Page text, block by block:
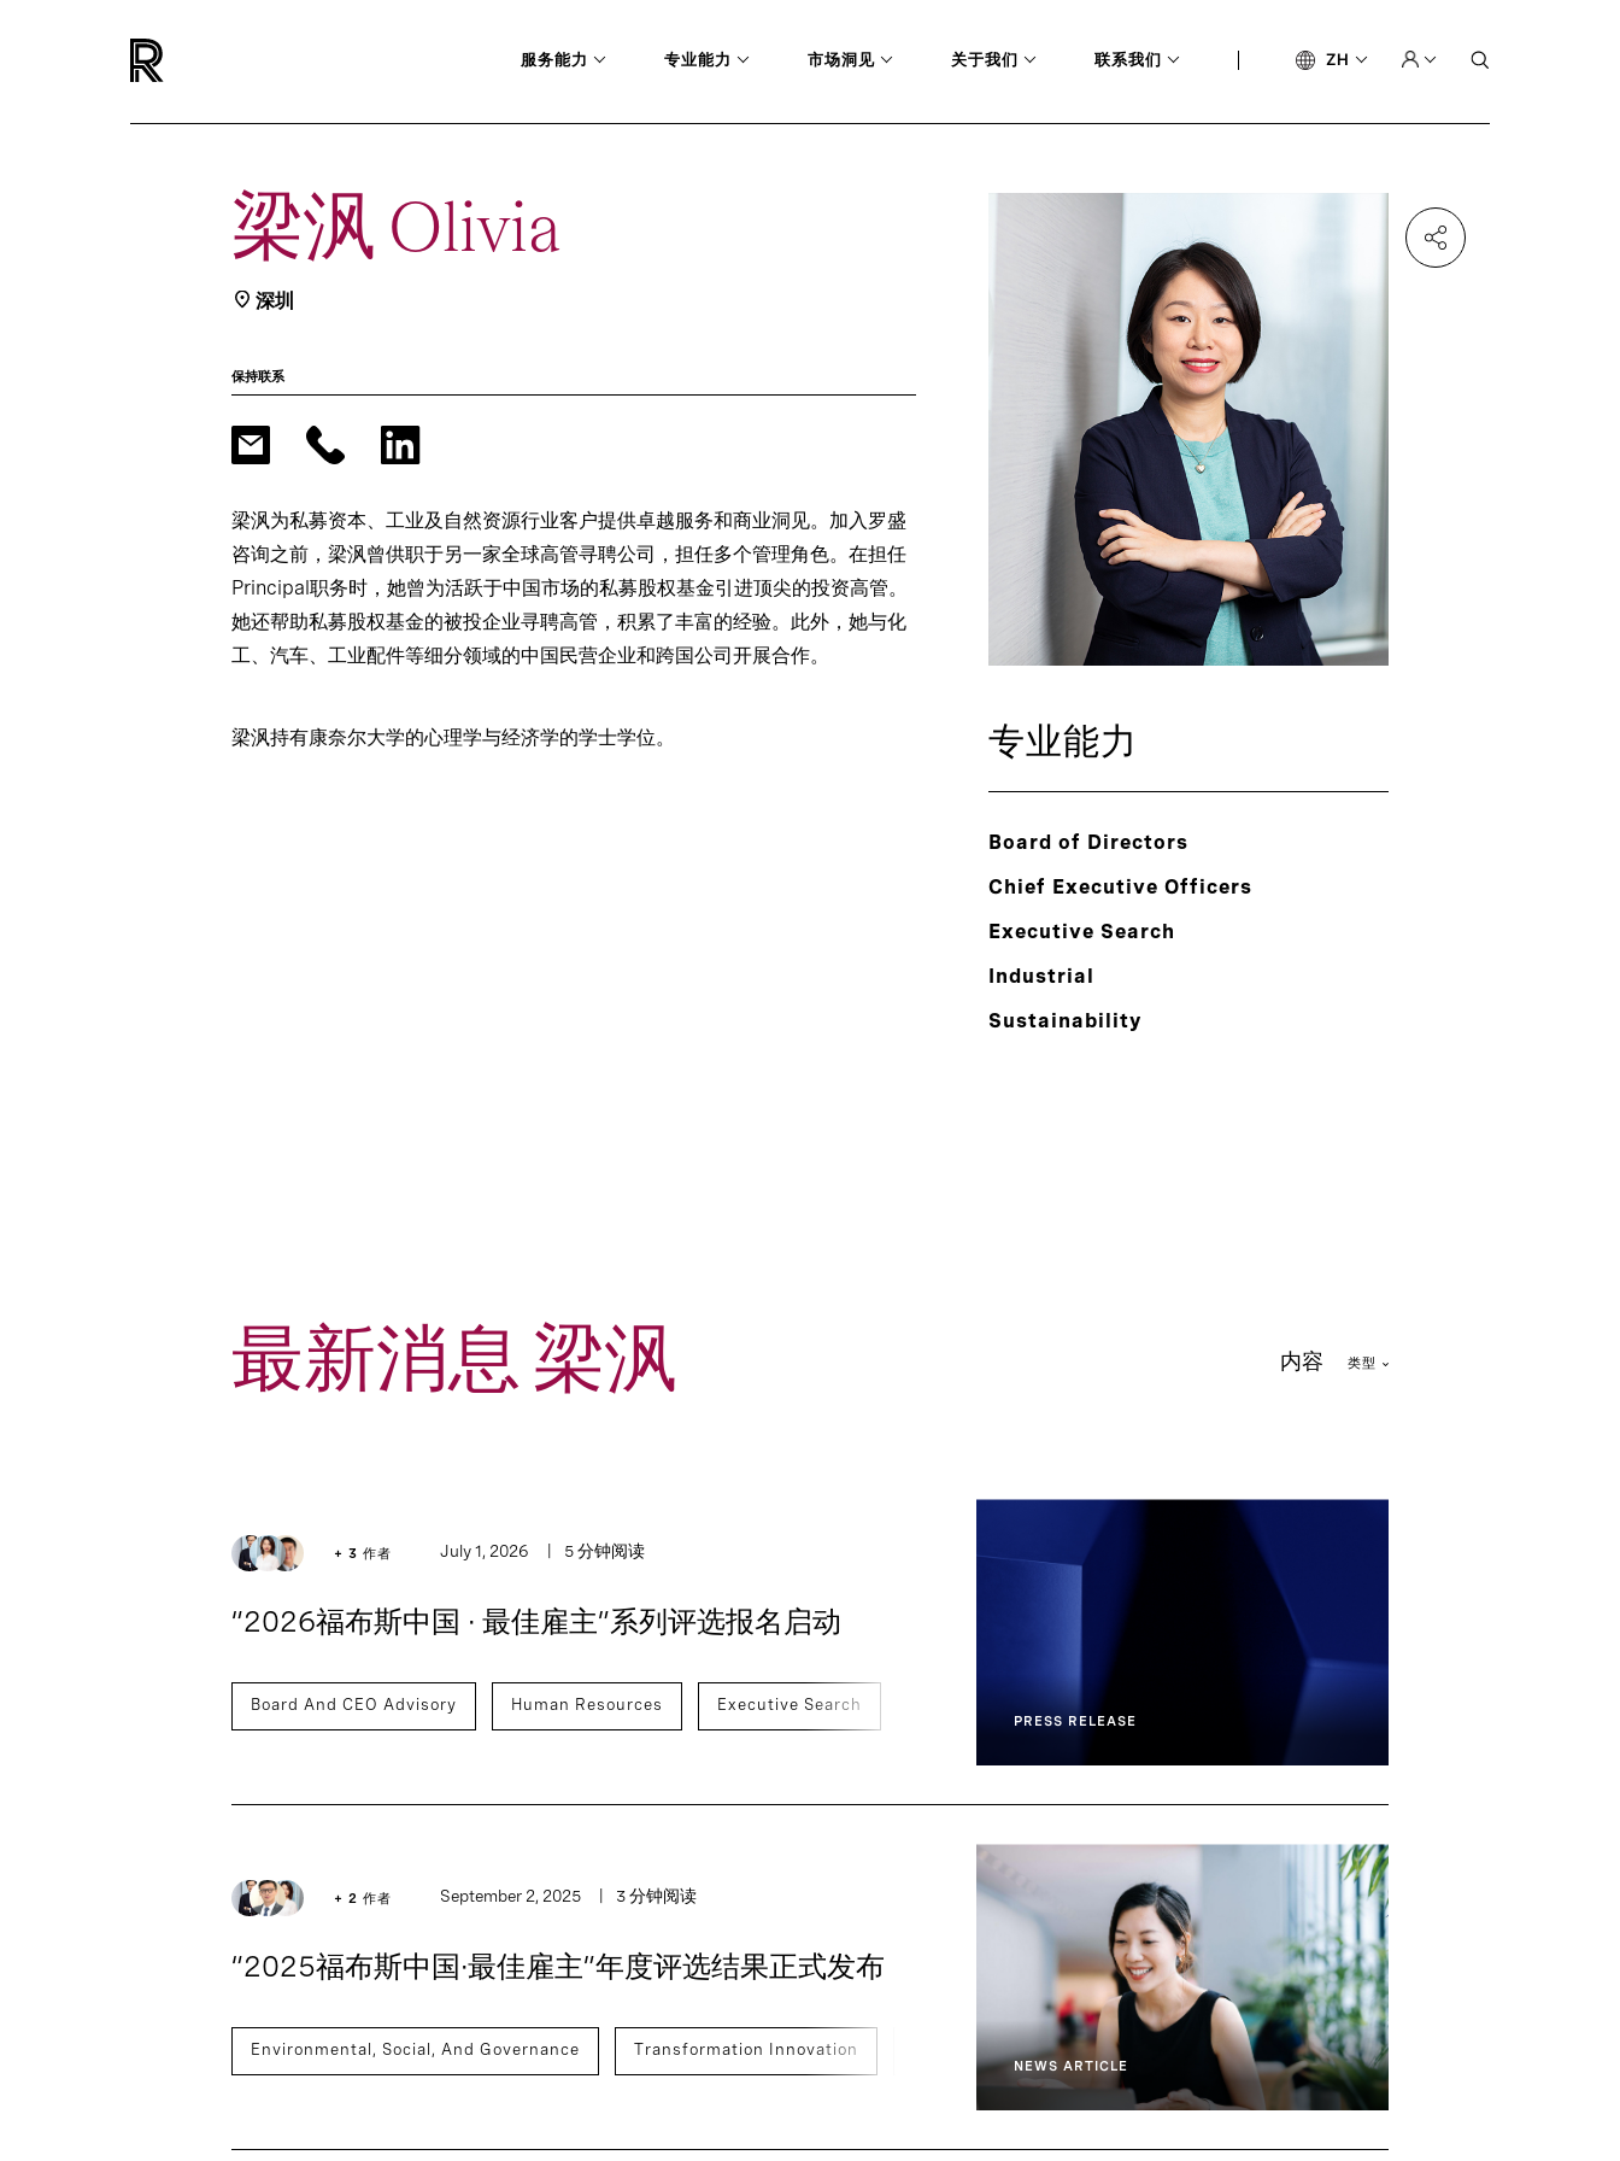
服务能力 专业能力 市场洞见 关于我们 联系我们 ZH
梁沨 Olivia
深圳
保持联系
梁沨为私募资本、工业及自然资源行业客户提供卓越服务和商业洞见。加入罗盛
咨询之前，梁沨曾供职于另一家全球高管寻聘公司，担任多个管理角色。在担任
Principal职务时，她曾为活跃于中国市场的私募股权基金引进顶尖的投资高管。
她还帮助私募股权基金的被投企业寻聘高管，积累了丰富的经验。此外，她与化
工、汽车、工业配件等细分领域的中国民营企业和跨国公司开展合作。
梁沨持有康奈尔大学的心理学与经济学的学士学位。 专业能力
Board of Directors
Chief Executive Officers
Executive Search
Industrial
Sustainability
最新消息 梁沨 内容 类型
News Article
Press Release 1
PRESS RELEASE
+ 3 作者 July 1, 2026 5 分钟阅读
“2026福布斯中国 · 最佳雇主”系列评选报名启动
Board And CEO Advisory Human Resources Executive Search
NEWS ARTICLE
+ 2 作者 September 2, 2025 3 分钟阅读
“2025福布斯中国·最佳雇主”年度评选结果正式发布
Environmental, Social, And Governance Transformation Innovation Human Resources